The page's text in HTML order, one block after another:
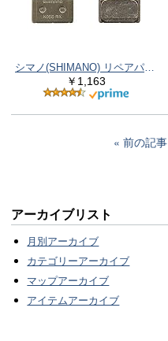
シマノ(SHIMANO) リペアパーツ ディスクブレーキパッド K-05S-RX レジン フィン付き 1ペア EBPK05SRXA
￥1,163
前の記事
アーカイブリスト
月別アーカイブ
カテゴリーアーカイブ
マップアーカイブ
アイテムアーカイブ